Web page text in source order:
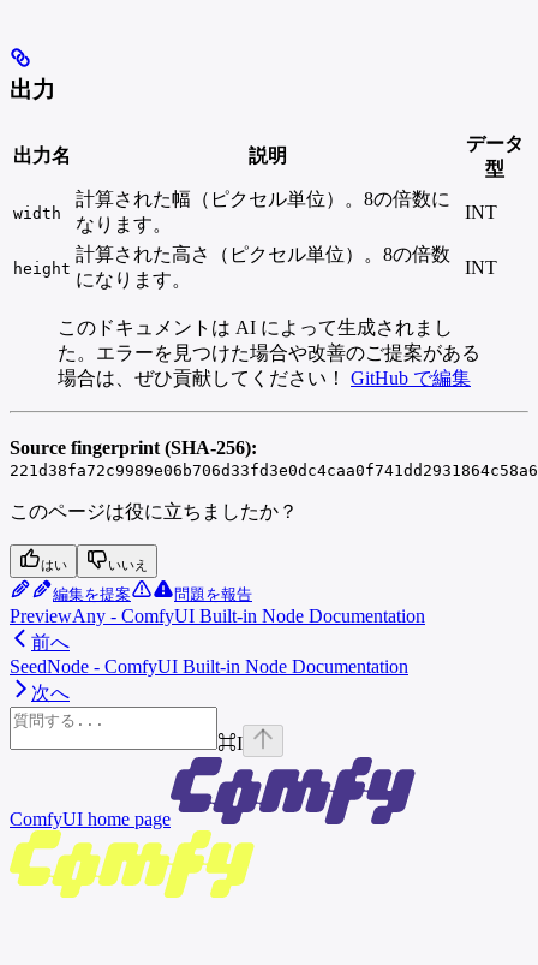
出力
出力名 説明
データ
型
width
計算された幅（ピクセル単位）。8の倍数に
なります。
INT
height
計算された高さ（ピクセル単位）。8の倍数
になります。
INT
このドキュメントは AI によって生成されまし
た。エラーを見つけた場合や改善のご提案がある
場合は、ぜひ貢献してください！ GitHub で編集
Source fingerprint (SHA-256):
このページは役に立ちましたか？
はい いいえ
編集を提案 問題を報告
PreviewAny - ComfyUI Built-in Node Documentation
前へ
SeedNode - ComfyUI Built-in Node Documentation
次へ
⌘I
ComfyUI home page